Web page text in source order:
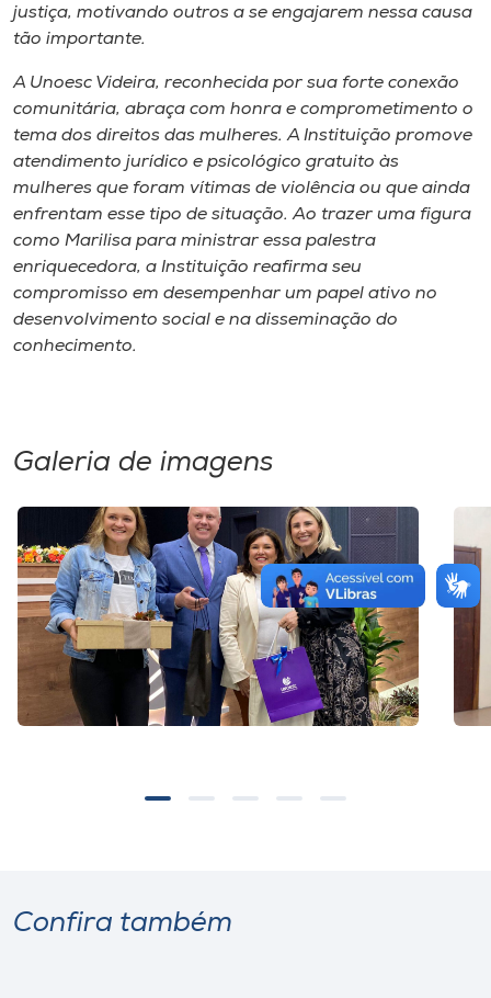
justiça, motivando outros a se engajarem nessa causa
tão importante.
A Unoesc Videira, reconhecida por sua forte conexão
comunitária, abraça com honra e comprometimento o
tema dos direitos das mulheres. A Instituição promove
atendimento jurídico e psicológico gratuito às
mulheres que foram vítimas de violência ou que ainda
enfrentam esse tipo de situação. Ao trazer uma figura
como Marilisa para ministrar essa palestra
enriquecedora, a Instituição reafirma seu
compromisso em desempenhar um papel ativo no
desenvolvimento social e na disseminação do
conhecimento.
Galeria de imagens
Confira também